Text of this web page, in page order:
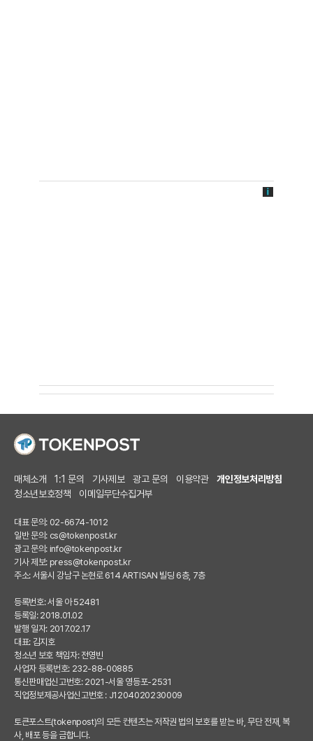
매체소개 1:1 문의 기사제보 광고 문의 이용약관
개인정보처리방침
청소년보호정책
이메일무단수집거부
대표 문의: 02-6674-1012
일반 문의: cs@tokenpost.kr
광고 문의: info@tokenpost.kr
기사 제보: press@tokenpost.kr
주소: 서울시 강남구 논현로 614 ARTISAN 빌딩 6층, 7층
등록번호: 서울 아 52481
등록일: 2018.01.02
발행 일자: 2017.02.17
대표: 김지호
청소년 보호 책임자: 전영빈
사업자 등록번호: 232-88-00885
통신판매업신고번호: 2021-서울 영등포-2531
직업정보제공사업신고번호 : J1204020230009
토큰포스트(tokenpost)의 모든 컨텐츠는 저작권 법의 보호를 받는 바, 무단 전재, 복
사, 배포 등을 금합니다.